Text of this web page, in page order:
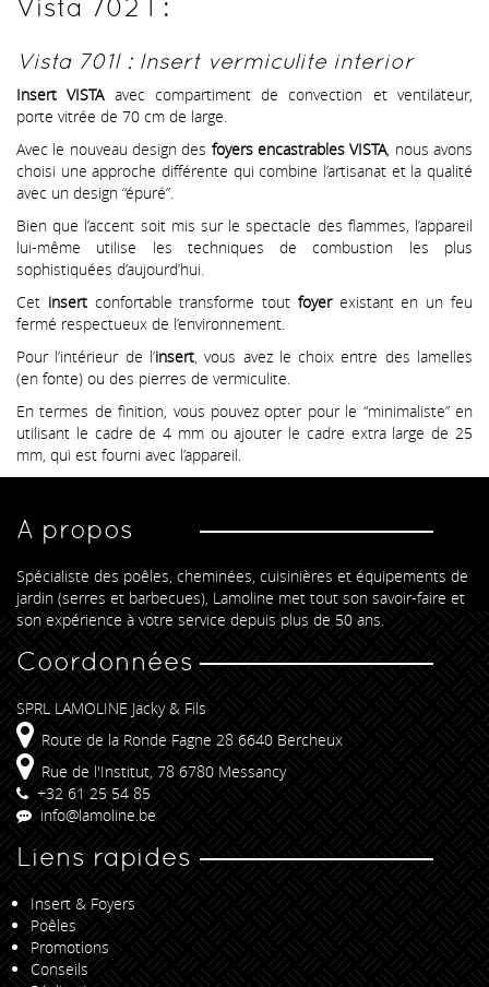
Vista 702 I :
Vista 701I : Insert vermiculite interior
Insert VISTAavec compartiment de convection et ventilateur,
porte vitrée de 70 cm de large.
Avec le nouveau design des foyers encastrables VISTA, nous avons
choisi une approche différente qui combine l’artisanat et la qualité
avec un design “épuré”.
Bien que l’accent soit mis sur le spectacle des flammes, l’appareil
lui-même utilise les techniques de combustion les plus
sophistiquées d’aujourd’hui.
Cet insert confortable transforme tout foyer existant en un feu
fermé respectueux de l’environnement.
Pour l’intérieur de l’insert, vous avez le choix entre des lamelles
(en fonte) ou des pierres de vermiculite.
En termes de finition, vous pouvez opter pour le “minimaliste” en
utilisant le cadre de 4 mm ou ajouter le cadre extra large de 25
mm, qui est fourni avec l’appareil.
A propos
Spécialiste des poêles, cheminées, cuisinières et équipements de
jardin (serres et barbecues), Lamoline met tout son savoir-faire et
son expérience à votre service depuis plus de 50 ans.
Coordonnées
SPRL LAMOLINE Jacky & Fils
Route de la Ronde Fagne 28 6640 Bercheux
Rue de l'Institut, 78 6780 Messancy
+32 61 25 54 85
info@lamoline.be
Liens rapides
Insert & Foyers
Poêles
Promotions
Conseils